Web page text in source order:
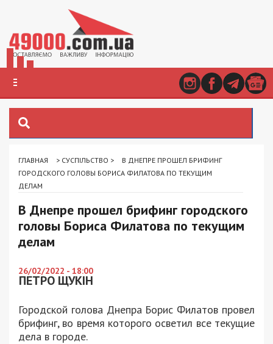
ГЛАВНАЯ > СУСПІЛЬСТВО >
В ДНЕПРЕ ПРОШЕЛ БРИФИНГ
ГОРОДСКОГО ГОЛОВЫ БОРИСА ФИЛАТОВА ПО ТЕКУЩИМ
ДЕЛАМ
В Днепре прошел брифинг городского
головы Бориса Филатова по текущим
делам
26/02/2022 - 18:00
ПЕТРО ЩУКІН
Городской голова Днепра Борис Филатов провел
брифинг, во время которого осветил все текущие
дела в городе.